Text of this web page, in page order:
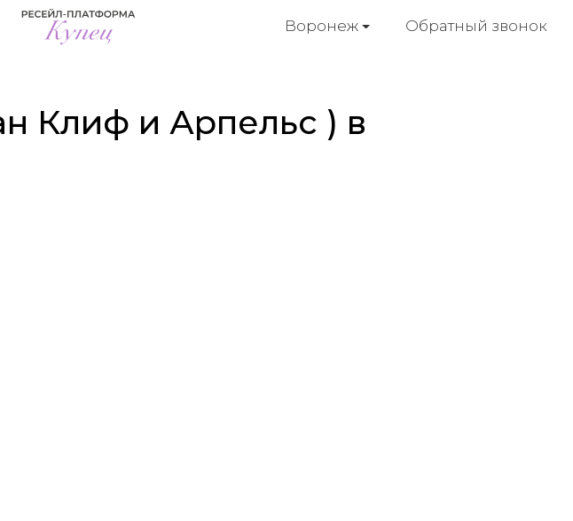
Воронеж Обратный звонок
Клиф и Арпельс ) в